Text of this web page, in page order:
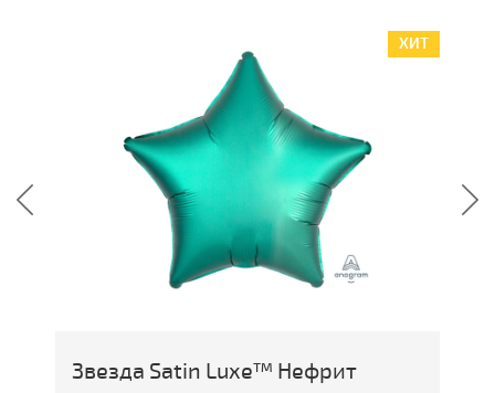
Звезда Satin Luxe™ Нефрит
ХИТ